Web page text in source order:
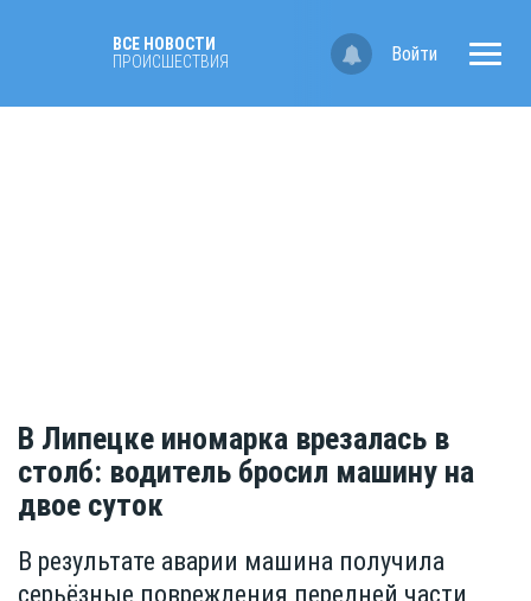
ВСЕ НОВОСТИ
ПРОИСШЕСТВИЯ
Войти
В Липецке иномарка врезалась в
столб: водитель бросил машину на
двое суток
В результате аварии машина получила
серьёзные повреждения передней части